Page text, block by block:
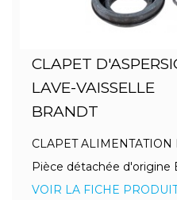
CLAPET
LAVE-VAISSELLE
BRANDT
CLAPET ALIMENTATION
Pièce détachée d'origine
VOIR LA FICHE